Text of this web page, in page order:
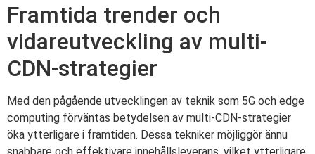
Framtida trender och
vidareutveckling av multi-
CDN-strategier
Med den pågående utvecklingen av teknik som 5G och edge
computing förväntas betydelsen av multi-CDN-strategier
öka ytterligare i framtiden. Dessa tekniker möjliggör ännu